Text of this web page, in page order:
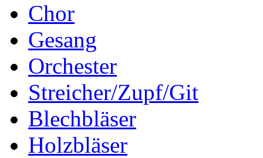
Chor
Gesang
Orchester
Streicher/Zupf/Git
Blechbläser
Holzbläser